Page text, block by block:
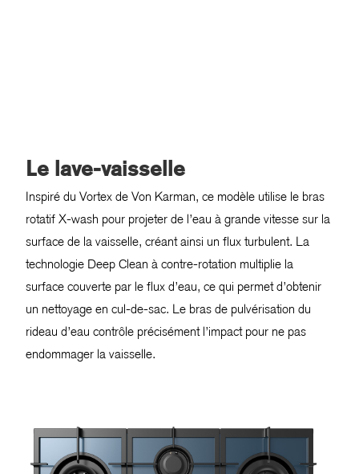
Le lave-vaisselle
Inspiré du Vortex de Von Karman, ce modèle utilise le bras
rotatif X-wash pour projeter de l’eau à grande vitesse sur la
surface de la vaisselle, créant ainsi un flux turbulent. La
technologie Deep Clean à contre-rotation multiplie la
surface couverte par le flux d’eau, ce qui permet d’obtenir
un nettoyage en cul-de-sac. Le bras de pulvérisation du
rideau d’eau contrôle précisément l’impact pour ne pas
endommager la vaisselle.